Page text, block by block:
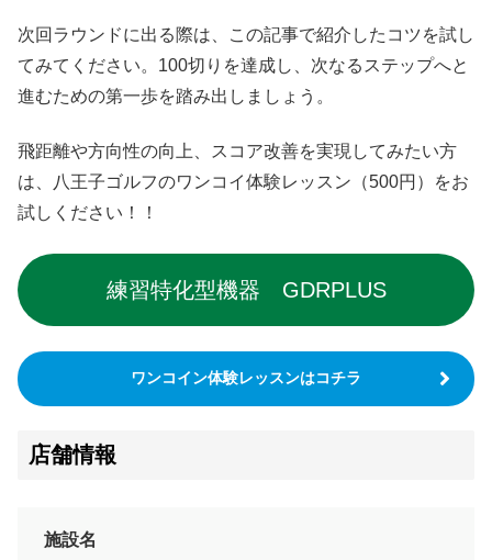
次回ラウンドに出る際は、この記事で紹介したコツを試し
てみてください。100切りを達成し、次なるステップへと
進むための第一歩を踏み出しましょう。
飛距離や方向性の向上、スコア改善を実現してみたい方
は、八王子ゴルフのワンコイ体験レッスン（500円）をお
試しください！！
練習特化型機器 GDRPLUS
ワンコイン体験レッスンはコチラ
店舗情報
施設名